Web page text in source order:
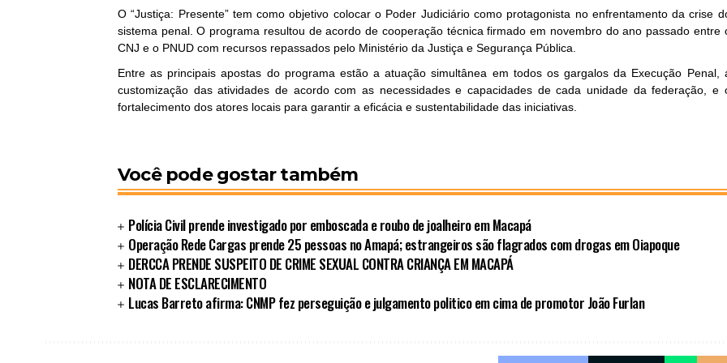
O “Justiça: Presente” tem como objetivo colocar o Poder Judiciário como protagonista no enfrentamento da crise
sistema penal. O programa resultou de acordo de cooperação técnica firmado em novembro do ano passado entre
CNJ e o PNUD com recursos repassados pelo Ministério da Justiça e Segurança Pública.
Entre as principais apostas do programa estão a atuação simultânea em todos os gargalos da Execução Penal,
customização das atividades de acordo com as necessidades e capacidades de cada unidade da federação, e
fortalecimento dos atores locais para garantir a eficácia e sustentabilidade das iniciativas.
Você pode gostar também
Polícia Civil prende investigado por emboscada e roubo de joalheiro em Macapá
Operação Rede Cargas prende 25 pessoas no Amapá; estrangeiros são flagrados com drogas em Oiapoque
DERCCA PRENDE SUSPEITO DE CRIME SEXUAL CONTRA CRIANÇA EM MACAPÁ
NOTA DE ESCLARECIMENTO
Lucas Barreto afirma: CNMP fez perseguição e julgamento politico em cima de promotor João Furlan